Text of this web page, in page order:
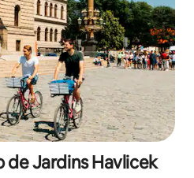
Jardins Havlicek